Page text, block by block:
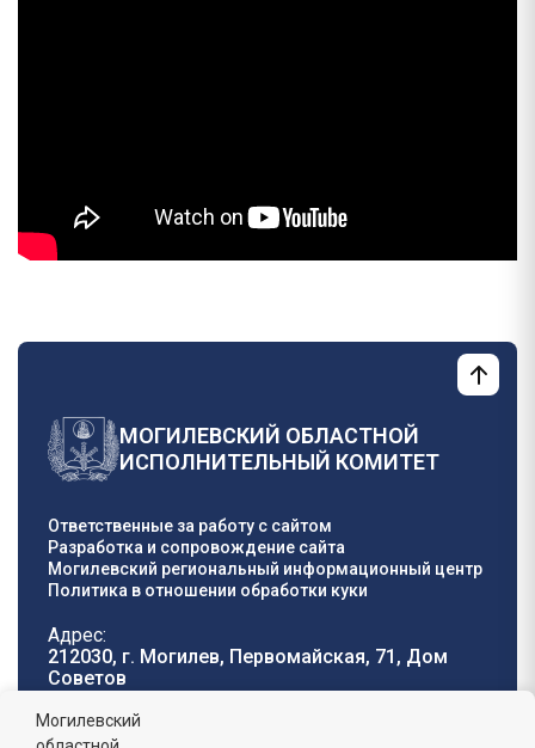
МОГИЛЕВСКИЙ ОБЛАСТНОЙ
ИСПОЛНИТЕЛЬНЫЙ КОМИТЕТ
Ответственные за работу с сайтом
Разработка и сопровождение сайта
Могилевский региональный информационный центр
Политика в отношении обработки куки
Адрес:
212030, г. Могилев, Первомайская, 71, Дом
Cоветов
Телефон горячей
линии:
Могилевский